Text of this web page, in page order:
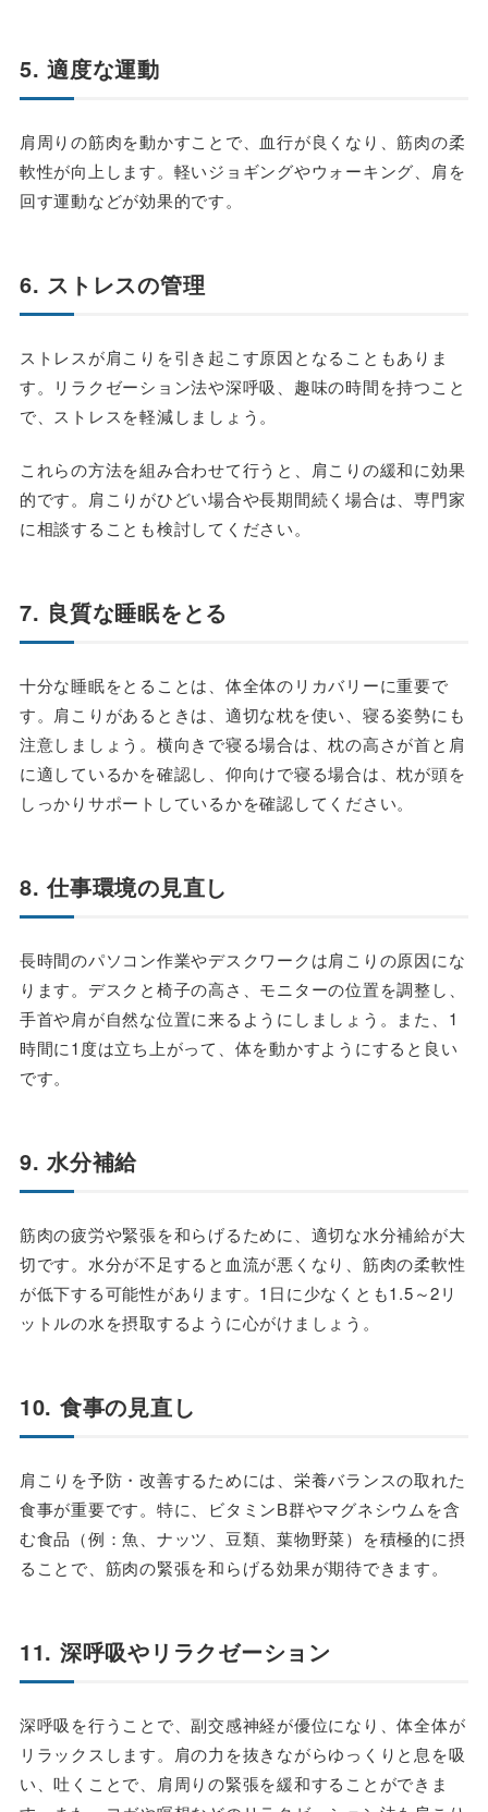
5. 適度な運動
肩周りの筋肉を動かすことで、血行が良くなり、筋肉の柔
軟性が向上します。軽いジョギングやウォーキング、肩を
回す運動などが効果的です。
6. ストレスの管理
ストレスが肩こりを引き起こす原因となることもありま
す。リラクゼーション法や深呼吸、趣味の時間を持つこと
で、ストレスを軽減しましょう。
これらの方法を組み合わせて行うと、肩こりの緩和に効果
的です。肩こりがひどい場合や長期間続く場合は、専門家
に相談することも検討してください。
7. 良質な睡眠をとる
十分な睡眠をとることは、体全体のリカバリーに重要で
す。肩こりがあるときは、適切な枕を使い、寝る姿勢にも
注意しましょう。横向きで寝る場合は、枕の高さが首と肩
に適しているかを確認し、仰向けで寝る場合は、枕が頭を
しっかりサポートしているかを確認してください。
8. 仕事環境の見直し
長時間のパソコン作業やデスクワークは肩こりの原因にな
ります。デスクと椅子の高さ、モニターの位置を調整し、
手首や肩が自然な位置に来るようにしましょう。また、1
時間に1度は立ち上がって、体を動かすようにすると良い
です。
9. 水分補給
筋肉の疲労や緊張を和らげるために、適切な水分補給が大
切です。水分が不足すると血流が悪くなり、筋肉の柔軟性
が低下する可能性があります。1日に少なくとも1.5～2リ
ットルの水を摂取するように心がけましょう。
10. 食事の見直し
肩こりを予防・改善するためには、栄養バランスの取れた
食事が重要です。特に、ビタミンB群やマグネシウムを含
む食品（例：魚、ナッツ、豆類、葉物野菜）を積極的に摂
ることで、筋肉の緊張を和らげる効果が期待できます。
11. 深呼吸やリラクゼーション
深呼吸を行うことで、副交感神経が優位になり、体全体が
リラックスします。肩の力を抜きながらゆっくりと息を吸
い、吐くことで、肩周りの緊張を緩和することができま